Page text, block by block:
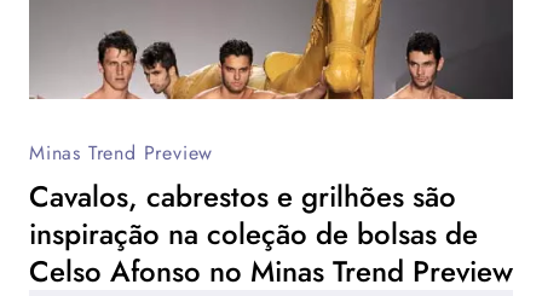
Minas Trend Preview
Cavalos, cabrestos e grilhões são
inspiração na coleção de bolsas de
Celso Afonso no Minas Trend Preview